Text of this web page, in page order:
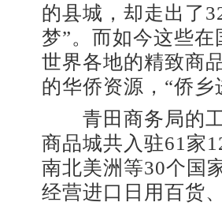
的县城，却走出了
梦”。而如今这些
世界各地的精致商
的华侨资源，“侨
青田商务局的工
商品城共入驻61家
南北美洲等30个国
经营进口日用百货